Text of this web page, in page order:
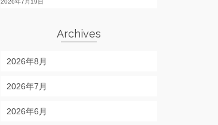
2026年7月19日
Archives
2026年8月
2026年7月
2026年6月